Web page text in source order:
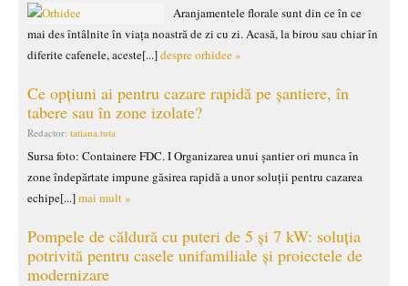
Aranjamentele florale sunt din ce în ce
mai des întâlnite în viața noastră de zi cu zi. Acasă, la birou sau chiar în
diferite cafenele, aceste[...]despre orhidee »
Ce opțiuni ai pentru cazare rapidă pe șantiere, în
tabere sau în zone izolate?
Redactor: tatiana.tuta
Sursa foto: Containere FDC. I Organizarea unui șantier ori munca în
zone îndepărtate impune găsirea rapidă a unor soluții pentru cazarea
echipe[...]mai mult »
Pompele de căldură cu puteri de 5 și 7 kW: soluția
potrivită pentru casele unifamiliale și proiectele de
modernizare